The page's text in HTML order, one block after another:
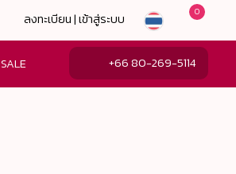
ลงทะเบียน | เข้าสู่ระบบ 0
SALE +66 80-269-5114